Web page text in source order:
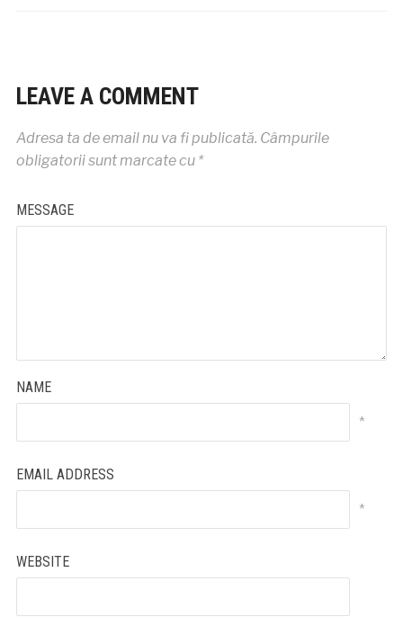
LEAVE A COMMENT
Adresa ta de email nu va fi publicată. Câmpurile
obligatorii sunt marcate cu *
MESSAGE
NAME
*
EMAIL ADDRESS
*
WEBSITE